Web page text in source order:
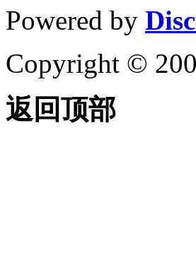
Powered by
Copyright ©
返回顶部